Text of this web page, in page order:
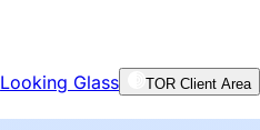
Looking Glass TOR Client Area